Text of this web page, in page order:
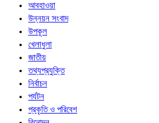
আবহাওয়া
উন্নয়ন সংবাদ
উপকূল
খেলাধুলা
জাতীয়
তথ্যপ্রযুক্তি
নির্বাচন
পর্যটন
প্রকৃতি ও পরিবেশ